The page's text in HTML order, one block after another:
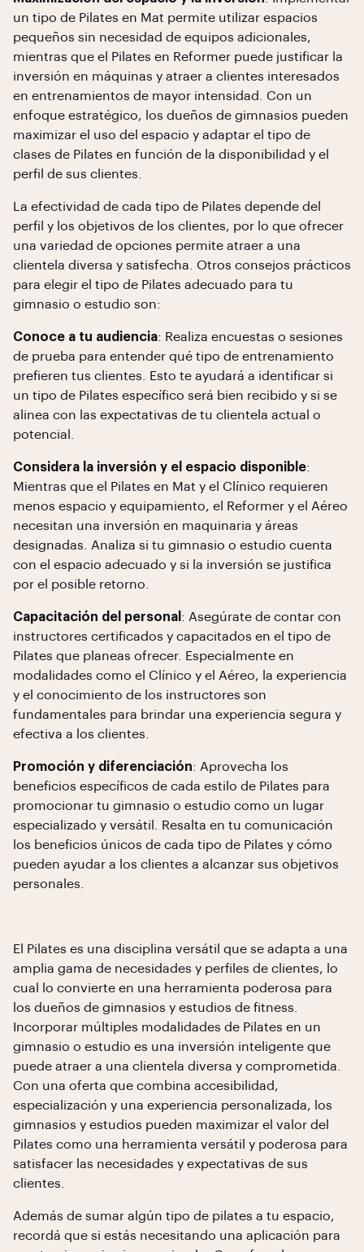
un tipo de Pilates en Mat permite utilizar espacios
pequeños sin necesidad de equipos adicionales,
mientras que el Pilates en Reformer puede justificar la
inversión en máquinas y atraer a clientes interesados
en entrenamientos de mayor intensidad. Con un
enfoque estratégico, los dueños de gimnasios pueden
maximizar el uso del espacio y adaptar el tipo de
clases de Pilates en función de la disponibilidad y el
perfil de sus clientes.
La efectividad de cada tipo de Pilates depende del
perfil y los objetivos de los clientes, por lo que ofrecer
una variedad de opciones permite atraer a una
clientela diversa y satisfecha. Otros consejos prácticos
para elegir el tipo de Pilates adecuado para tu
gimnasio o estudio son:
Conoce a tu audiencia: Realiza encuestas o sesiones
de prueba para entender qué tipo de entrenamiento
prefieren tus clientes. Esto te ayudará a identificar si
un tipo de Pilates específico será bien recibido y si se
alinea con las expectativas de tu clientela actual o
potencial.
Considera la inversión y el espacio disponible:
Mientras que el Pilates en Mat y el Clínico requieren
menos espacio y equipamiento, el Reformer y el Aéreo
necesitan una inversión en maquinaria y áreas
designadas. Analiza si tu gimnasio o estudio cuenta
con el espacio adecuado y si la inversión se justifica
por el posible retorno.
Capacitación del personal : Asegúrate de contar con
instructores certificados y capacitados en el tipo de
Pilates que planeas ofrecer. Especialmente en
modalidades como el Clínico y el Aéreo, la experiencia
y el conocimiento de los instructores son
fundamentales para brindar una experiencia segura y
efectiva a los clientes.
Promoción y diferenciación: Aprovecha los
beneficios específicos de cada estilo de Pilates para
promocionar tu gimnasio o estudio como un lugar
especializado y versátil. Resalta en tu comunicación
los beneficios únicos de cada tipo de Pilates y cómo
pueden ayudar a los clientes a alcanzar sus objetivos
personales.
El Pilates es una disciplina versátil que se adapta a una
amplia gama de necesidades y perfiles de clientes, lo
cual lo convierte en una herramienta poderosa para
los dueños de gimnasios y estudios de fitness.
Incorporar múltiples modalidades de Pilates en un
gimnasio o estudio es una inversión inteligente que
puede atraer a una clientela diversa y comprometida.
Con una oferta que combina accesibilidad,
especialización y una experiencia personalizada, los
gimnasios y estudios pueden maximizar el valor del
Pilates como una herramienta versátil y poderosa para
satisfacer las necesidades y expectativas de sus
clientes.
Además de sumar algún tipo de pilates a tu espacio,
recordá que si estás necesitando una aplicación para